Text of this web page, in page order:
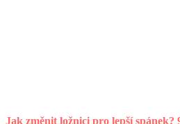
Jak změnit ložnici pro lepší spánek?